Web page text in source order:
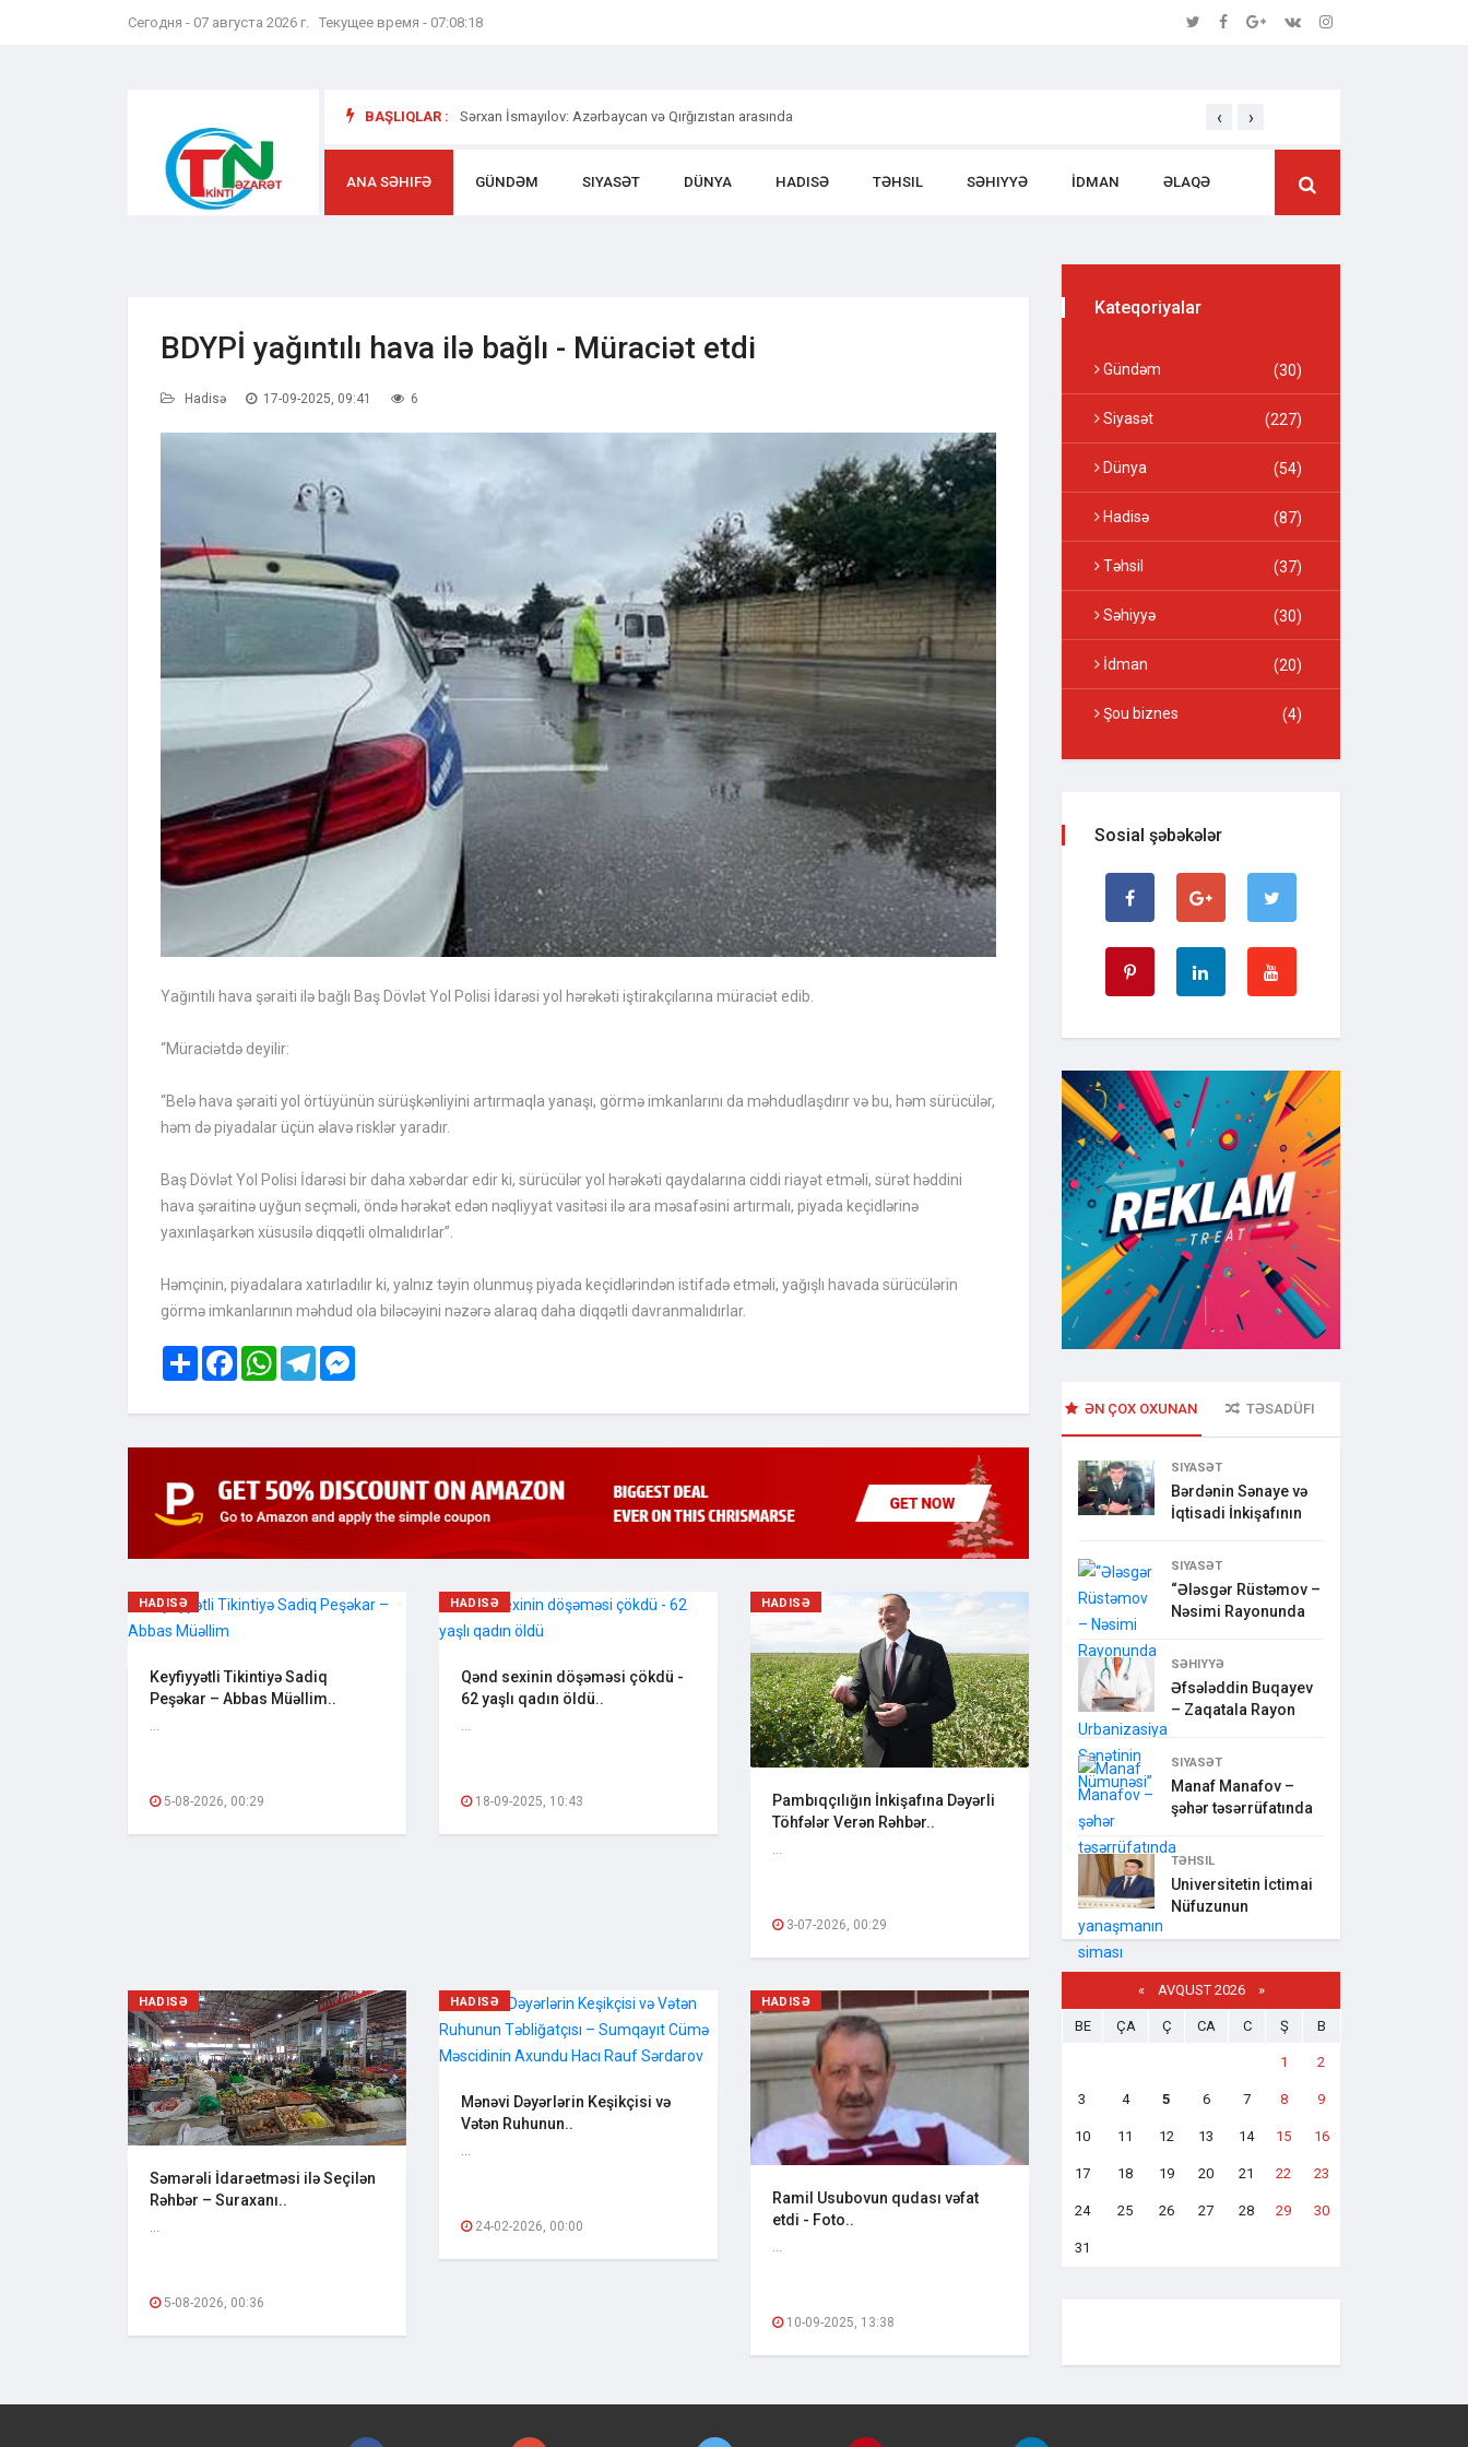
Сегодня - 07 августа 2026 г. Текущее время - 07:08:19
BAŞLIQLAR : Sərxan İsmayılov: Azərbaycan və Qırğızıstan arasında Səmərəli İdarəetməsi ilə Seçilən Rəhbər
‹ ›
ANA SƏHIFƏ GÜNDƏM SIYASƏT DÜNYA HADISƏ TƏHSIL SƏHIYYƏ İDMAN ƏLAQƏ
BDYPİ yağıntılı hava ilə bağlı - Müraciət etdi
Hadisə 17-09-2025, 09:41 6
Yağıntılı hava şəraiti ilə bağlı Baş Dövlət Yol Polisi İdarəsi yol hərəkəti iştirakçılarına müraciət edib.
“Müraciətdə deyilir:
“Belə hava şəraiti yol örtüyünün sürüşkənliyini artırmaqla yanaşı, görmə imkanlarını da məhdudlaşdırır və bu, həm sürücülər,
həm də piyadalar üçün əlavə risklər yaradır.
Baş Dövlət Yol Polisi İdarəsi bir daha xəbərdar edir ki, sürücülər yol hərəkəti qaydalarına ciddi riayət etməli, sürət həddini
hava şəraitinə uyğun seçməli, öndə hərəkət edən nəqliyyat vasitəsi ilə ara məsafəsini artırmalı, piyada keçidlərinə
yaxınlaşarkən xüsusilə diqqətli olmalıdırlar”.
Həmçinin, piyadalara xatırladılır ki, yalnız təyin olunmuş piyada keçidlərindən istifadə etməli, yağışlı havada sürücülərin
görmə imkanlarının məhdud ola biləcəyini nəzərə alaraq daha diqqətli davranmalıdırlar.
Share FacebookWhatsAppTelegram
HADISƏ
Keyfiyyətli Tikintiyə Sadiq
Peşəkar – Abbas Müəllim..
...
5-08-2026, 00:29
HADISƏ
Qənd sexinin döşəməsi çökdü -
62 yaşlı qadın öldü..
...
18-09-2025, 10:43
HADISƏ
Pambıqçılığın İnkişafına Dəyərli
Töhfələr Verən Rəhbər..
3-07-2026, 00:29
HADISƏ
Səmərəli İdarəetməsi ilə Seçilən
Rəhbər – Suraxanı..
...
5-08-2026, 00:36
HADISƏ
Mənəvi Dəyərlərin Keşikçisi və
Vətən Ruhunun..
24-02-2026, 00:00
HADISƏ
Ramil Usubovun qudası vəfat
etdi - Foto..
10-09-2025, 13:38
Kateqoriyalar
Gündəm (30)
Siyasət (227)
Dünya (54)
Hadisə (87)
Təhsil (37)
Səhiyyə (30)
İdman (20)
Şou biznes (4)
Sosial şəbəkələr
ƏN ÇOX OXUNAN TƏSADÜFI
SIYASƏT
Bərdənin Sənaye və
İqtisadi İnkişafının
SIYASƏT
“Ələsgər Rüstəmov –
Nəsimi Rayonunda
SƏHIYYƏ
Əfsələddin Buqayev
– Zaqatala Rayon
SIYASƏT
Manaf Manafov –
şəhər təsərrüfatında
TƏHSIL
Universitetin İctimai
Nüfuzunun
«AVQUST 2026 »
BE ÇA Ç CA C Ş B
1 2
3 4 5 6 7 8 9
10 11 12 13 14 15 16
17 18 19 20 21 22 23
24 25 26 27 28 29 30
31